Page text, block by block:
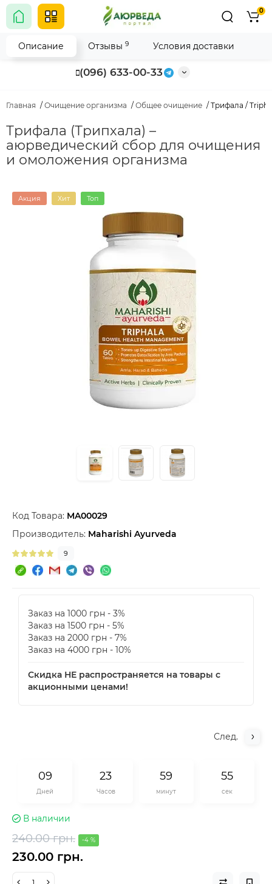
(096) 633-00-33
0
Главная Очищение организма Общее очищение Трифала /
Трифала (Трипхала) –
аюрведический сбор для очищения
и омоложения организма
Акция Хит Топ
Код Товара: MA00029
Производитель: Maharishi Ayurveda
9
Заказ на 1000 грн - 3%
Заказ на 1500 грн - 5%
Заказ на 2000 грн - 7%
Заказ на 4000 грн - 10%
Скидка НЕ распространяется на товары с
акционными ценами!
След.
09
Дней
23
Часов
59
минут
55
сек
В наличии
240.00 грн. -4 %
230.00 грн.
Описание Отзывы 9 Условия доставки